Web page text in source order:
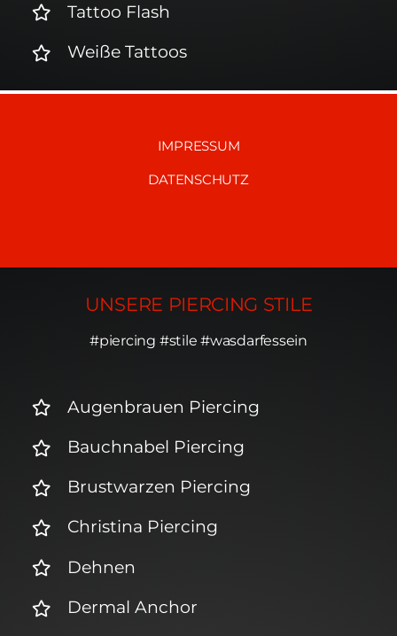
Tattoo Flash
Weiße Tattoos
IMPRESSUM
DATENSCHUTZ
UNSERE PIERCING STILE
#piercing #stile #wasdarfessein
Augenbrauen Piercing
Bauchnabel Piercing
Brustwarzen Piercing
Christina Piercing
Dehnen
Dermal Anchor